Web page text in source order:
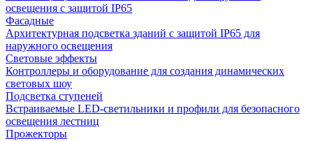
освещения с защитой IP65
Фасадные
Архитектурная подсветка зданий с защитой IP65 для
наружного освещения
Световые эффекты
Контроллеры и оборудование для создания динамических
световых шоу
Подсветка ступеней
Встраиваемые LED-светильники и профили для безопасного
освещения лестниц
Прожекторы